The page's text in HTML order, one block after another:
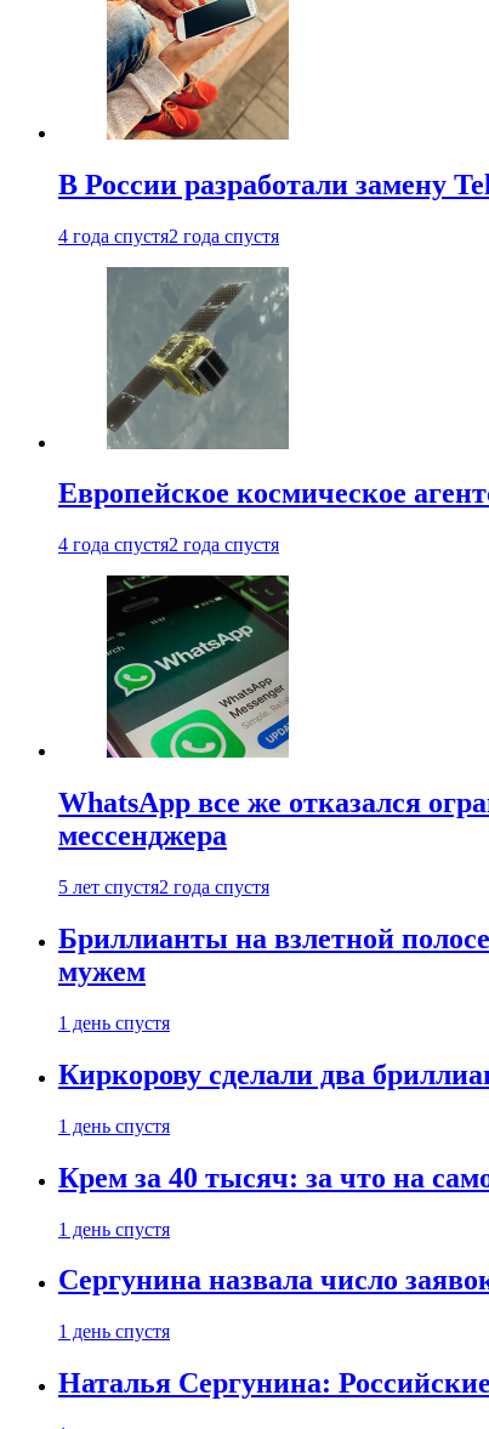
В России разработали замену
4 года спустя2 года спустя
Европейское космическое
4 года спустя2 года спустя
WhatsApp все же отказался
мессенджера
5 лет спустя2 года спустя
Бриллианты на взлетной
мужем
1 день спустя
Киркорову сделали два
1 день спустя
Крем за 40 тысяч: за что на
1 день спустя
Сергунина назвала число
1 день спустя
Наталья Сергунина: